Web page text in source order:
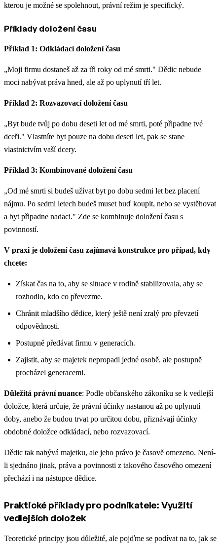
kterou je možné se spolehnout, právní režim je specifický.
Příklady doložení času
Příklad 1: Odkládací doložení času
„Moji firmu dostaneš až za tři roky od mé smrti." Dědic nebude
moci nabývat práva hned, ale až po uplynutí tří let.
Příklad 2: Rozvazovací doložení času
„Byt bude tvůj po dobu deseti let od mé smrti, poté připadne tvé
dceři." Vlastníte byt pouze na dobu deseti let, pak se stane
vlastnictvím vaší dcery.
Příklad 3: Kombinované doložení času
„Od mé smrti si budeš užívat byt po dobu sedmi let bez placení
nájmu. Po sedmi letech budeš muset buď koupit, nebo se vystěhovat
a byt připadne nadaci." Zde se kombinuje doložení času s
povinností.
V praxi je doložení času zajímavá konstrukce pro případ, kdy
chcete:
Získat čas na to, aby se situace v rodině stabilizovala, aby se
rozhodlo, kdo co převezme.
Chránit mladšího dědice, který ještě není zralý pro převzetí
odpovědnosti.
Postupně předávat firmu v generacích.
Zajistit, aby se majetek nepropadl jedné osobě, ale postupně
procházel generacemi.
Důležitá právní nuance: Podle občanského zákoníku se k vedlejší
doložce, která určuje, že právní účinky nastanou až po uplynutí
doby, anebo že budou trvat po určitou dobu, přiznávají účinky
obdobné doložce odkládací, nebo rozvazovací.
Dědic tak nabývá majetku, ale jeho právo je časově omezeno. Není-
li sjednáno jinak, práva a povinnosti z takového časového omezení
přechází i na nástupce dědice.
Praktické příklady pro podnikatele: Využití
vedlejších doložek
Teoretické principy jsou důležité, ale pojďme se podívat na to, jak se